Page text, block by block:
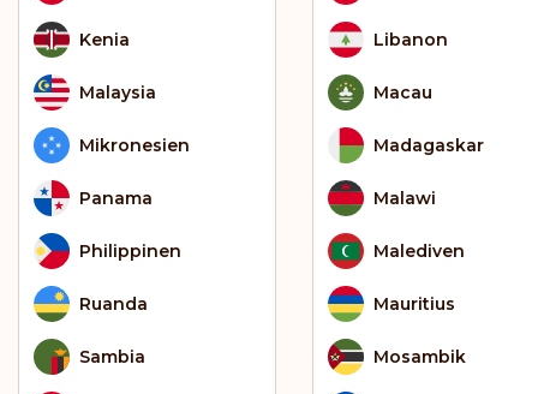
Kenia
Malaysia
Mikronesien
Panama
Philippinen
Ruanda
Sambia
Libanon
Macau
Madagaskar
Malawi
Malediven
Mauritius
Mosambik